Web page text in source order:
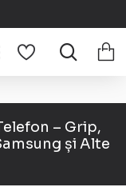
– Grip,
și Alte